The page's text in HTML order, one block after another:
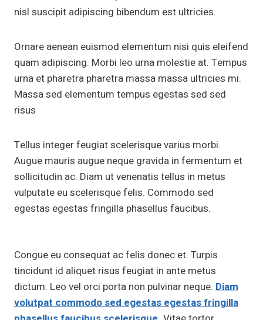
nisl suscipit adipiscing bibendum est ultricies.
Ornare aenean euismod elementum nisi quis eleifend
quam adipiscing. Morbi leo urna molestie at. Tempus
urna et pharetra pharetra massa massa ultricies mi.
Massa sed elementum tempus egestas sed sed
risus
Tellus integer feugiat scelerisque varius morbi.
Augue mauris augue neque gravida in fermentum et
sollicitudin ac. Diam ut venenatis tellus in metus
vulputate eu scelerisque felis. Commodo sed
egestas egestas fringilla phasellus faucibus.
Congue eu consequat ac felis donec et. Turpis
tincidunt id aliquet risus feugiat in ante metus
dictum. Leo vel orci porta non pulvinar neque. Diam
volutpat commodo sed egestas egestas fringilla